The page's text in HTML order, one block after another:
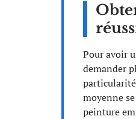
Pour avoir
demander
moyenne
peinture